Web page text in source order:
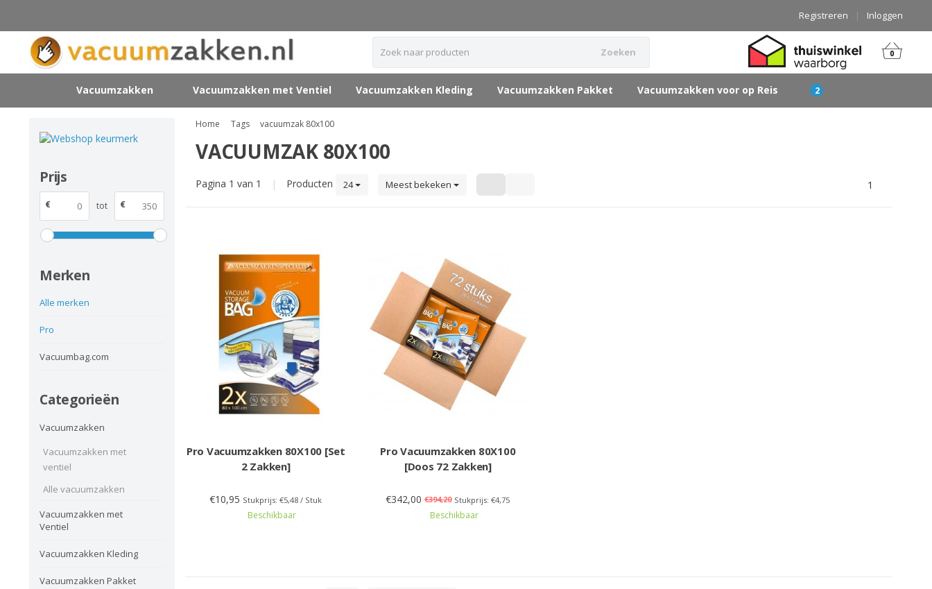
Inloggen
|
Registreren
Zoeken 0
Vacuumzakken Vacuumzakken met Ventiel Vacuumzakken Kleding Vacuumzakken Pakket Vacuumzakken voor op Reis
Prijs
€ tot €
Merken
Alle merken
Pro
Vacuumbag.com
Categorieën
Vacuumzakken
Vacuumzakken met
ventiel
Alle vacuumzakken
Vacuumzakken met
Ventiel
Vacuumzakken Kleding
Vacuumzakken Pakket
Home Tags vacuumzak 80x100
VACUUMZAK 80X100
Pagina 1 van 1 | Producten 24 Meest bekeken 1
Pro Vacuumzakken 80X100 [Set
2 Zakken]
€10,95 Stukprijs: €5,48 / Stuk
Beschikbaar
Pro Vacuumzakken 80X100
[Doos 72 Zakken]
€342,00 €394,20 Stukprijs: €4,75
Beschikbaar